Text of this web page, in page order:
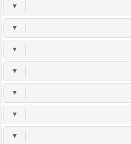
▼
▼
▼
▼
▼
▼
▼